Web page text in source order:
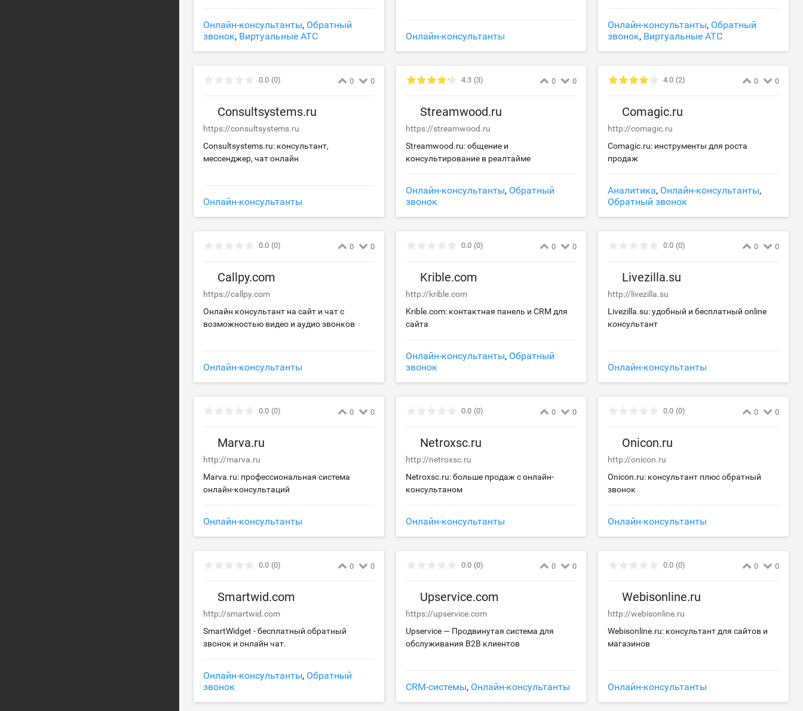
Онлайн-консультанты, Обратный
звонок, Виртуальные АТС Онлайн-консультанты
Онлайн-консультанты, Обратный
звонок, Виртуальные АТС
0.0 (0) 0 0
Consultsystems.ru
https://consultsystems.ru
Consultsystems.ru: консультант,
мессенджер, чат онлайн
Онлайн-консультанты
4.3 (3) 0 0
Streamwood.ru
https://streamwood.ru
Streamwood.ru: общение и
консультирование в реалтайме
Онлайн-консультанты, Обратный
звонок
4.0 (2) 0 0
Comagic.ru
http://comagic.ru
Comagic.ru: инструменты для роста
продаж
Аналитика, Онлайн-консультанты,
Обратный звонок
0.0 (0) 0 0
Callpy.com
https://callpy.com
Онлайн консультант на сайт и чат с
возможностью видео и аудио звонков
Онлайн-консультанты
0.0 (0) 0 0
Krible.com
http://krible.com
Krible.com: контактная панель и CRM для
сайта
Онлайн-консультанты, Обратный
звонок
0.0 (0) 0 0
Livezilla.su
http://livezilla.su
Livezilla.su: удобный и бесплатный online
консультант
Онлайн-консультанты
0.0 (0) 0 0
Marva.ru
http://marva.ru
Marva.ru: профессиональная система
онлайн-консультаций
Онлайн-консультанты
0.0 (0) 0 0
Netroxsc.ru
http://netroxsc.ru
Netroxsc.ru: больше продаж с онлайн-
консультаном
Онлайн-консультанты
0.0 (0) 0 0
Onicon.ru
http://onicon.ru
Onicon.ru: консультант плюс обратный
звонок
Онлайн-консультанты
0.0 (0) 0 0
Smartwid.com
http://smartwid.com
SmartWidget - бесплатный обратный
звонок и онлайн чат.
Онлайн-консультанты, Обратный
звонок
0.0 (0) 0 0
Upservice.com
https://upservice.com
Upservice — Продвинутая система для
обслуживания B2B клиентов
CRM-системы, Онлайн-консультанты
0.0 (0) 0 0
Webisonline.ru
http://webisonline.ru
Webisonline.ru: консультант для сайтов и
магазинов
Онлайн-консультанты